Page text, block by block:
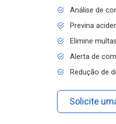
Análise de
Previna
Elimine
Alerta de
Redução de
Solicite